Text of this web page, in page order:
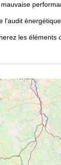
l'audit énergétique
les